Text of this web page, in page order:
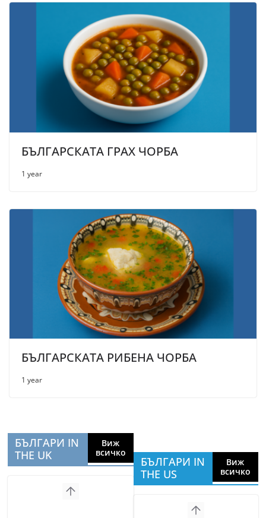
БЪЛГАРСКАТА ГРАХ ЧОРБА
1 year
БЪЛГАРСКАТА РИБЕНА ЧОРБА
1 year
БЪЛГАРИ IN
THE UK
Виж
всичко
БЪЛГАРИ IN
THE US
Виж
всичко